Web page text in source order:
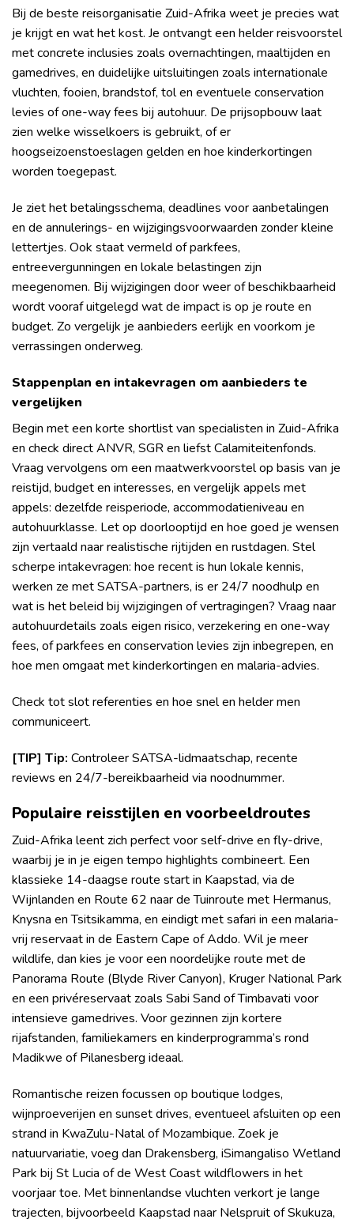
Bij de beste reisorganisatie Zuid-Afrika weet je precies wat
je krijgt en wat het kost. Je ontvangt een helder reisvoorstel
met concrete inclusies zoals overnachtingen, maaltijden en
gamedrives, en duidelijke uitsluitingen zoals internationale
vluchten, fooien, brandstof, tol en eventuele conservation
levies of one-way fees bij autohuur. De prijsopbouw laat
zien welke wisselkoers is gebruikt, of er
hoogseizoenstoeslagen gelden en hoe kinderkortingen
worden toegepast.
Je ziet het betalingsschema, deadlines voor aanbetalingen
en de annulerings- en wijzigingsvoorwaarden zonder kleine
lettertjes. Ook staat vermeld of parkfees,
entreevergunningen en lokale belastingen zijn
meegenomen. Bij wijzigingen door weer of beschikbaarheid
wordt vooraf uitgelegd wat de impact is op je route en
budget. Zo vergelijk je aanbieders eerlijk en voorkom je
verrassingen onderweg.
Stappenplan en intakevragen om aanbieders te
vergelijken
Begin met een korte shortlist van specialisten in Zuid-Afrika
en check direct ANVR, SGR en liefst Calamiteitenfonds.
Vraag vervolgens om een maatwerkvoorstel op basis van je
reistijd, budget en interesses, en vergelijk appels met
appels: dezelfde reisperiode, accommodatieniveau en
autohuurklasse. Let op doorlooptijd en hoe goed je wensen
zijn vertaald naar realistische rijtijden en rustdagen. Stel
scherpe intakevragen: hoe recent is hun lokale kennis,
werken ze met SATSA-partners, is er 24/7 noodhulp en
wat is het beleid bij wijzigingen of vertragingen? Vraag naar
autohuurdetails zoals eigen risico, verzekering en one-way
fees, of parkfees en conservation levies zijn inbegrepen, en
hoe men omgaat met kinderkortingen en malaria-advies.
Check tot slot referenties en hoe snel en helder men
communiceert.
[TIP] Tip: Controleer SATSA-lidmaatschap, recente
reviews en 24/7-bereikbaarheid via noodnummer.
Populaire reisstijlen en voorbeeldroutes
Zuid-Afrika leent zich perfect voor self-drive en fly-drive,
waarbij je in je eigen tempo highlights combineert. Een
klassieke 14-daagse route start in Kaapstad, via de
Wijnlanden en Route 62 naar de Tuinroute met Hermanus,
Knysna en Tsitsikamma, en eindigt met safari in een malaria-
vrij reservaat in de Eastern Cape of Addo. Wil je meer
wildlife, dan kies je voor een noordelijke route met de
Panorama Route (Blyde River Canyon), Kruger National Park
en een privéreservaat zoals Sabi Sand of Timbavati voor
intensieve gamedrives. Voor gezinnen zijn kortere
rijafstanden, familiekamers en kinderprogramma’s rond
Madikwe of Pilanesberg ideaal.
Romantische reizen focussen op boutique lodges,
wijnproeverijen en sunset drives, eventueel afsluiten op een
strand in KwaZulu-Natal of Mozambique. Zoek je
natuurvariatie, voeg dan Drakensberg, iSimangaliso Wetland
Park bij St Lucia of de West Coast wildflowers in het
voorjaar toe. Met binnenlandse vluchten verkort je lange
trajecten, bijvoorbeeld Kaapstad naar Nelspruit of Skukuza,